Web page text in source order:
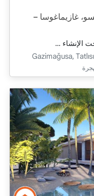
1+1 في تاتليسو، غازيماغوسا –
الإنشاء